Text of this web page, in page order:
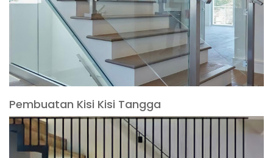
Pembuatan Kisi Kisi Tangga